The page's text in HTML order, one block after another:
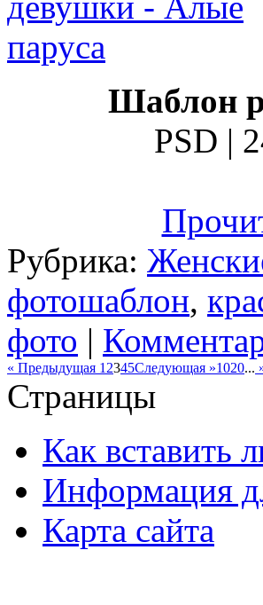
Шаблон
PSD |
Рубрика:
фотошаблон,
фото |
« Предыдущая 1 2345Следующая »1020...
Страницы
Как вставить
Информация
Карта сайта